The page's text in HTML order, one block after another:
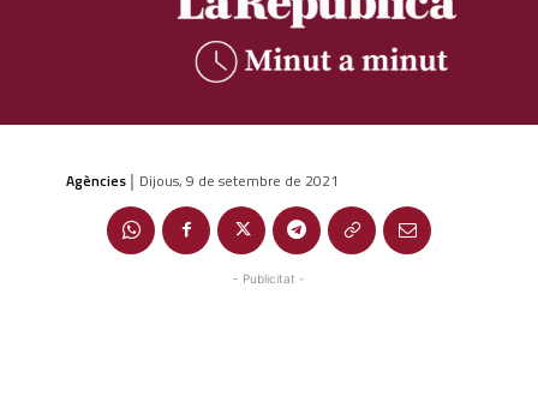
Agències | Dijous, 9 de setembre de 2021
- Publicitat -